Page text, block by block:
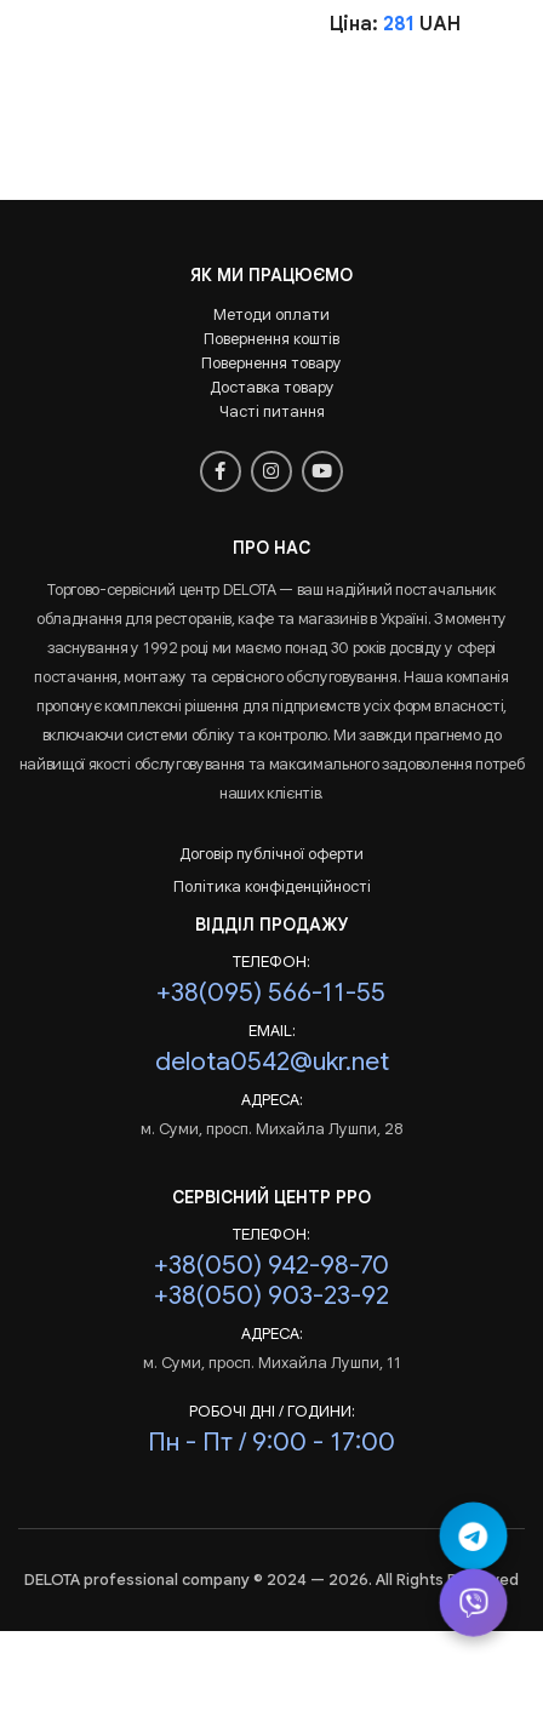
Ціна: 281 UAH
ЯК МИ ПРАЦЮЄМО
Методи оплати
Повернення коштів
Повернення товару
Доставка товару
Часті питання
ПРО НАС
Торгово-сервісний центр DELOTA — ваш надійний постачальник
обладнання для ресторанів, кафе та магазинів в Україні. З моменту
заснування у 1992 році ми маємо понад 30 років досвіду у сфері
постачання, монтажу та сервісного обслуговування. Наша компанія
пропонує комплексні рішення для підприємств усіх форм власності,
включаючи системи обліку та контролю. Ми завжди прагнемо до
найвищої якості обслуговування та максимального задоволення потреб
наших клієнтів.
Договір публічної оферти
Політика конфіденційності
ВІДДІЛ ПРОДАЖУ
ТЕЛЕФОН:
+38(095) 566-11-55
EMAIL:
delota0542@ukr.net
АДРЕСА:
м. Суми, просп. Михайла Лушпи, 28
СЕРВІСНИЙ ЦЕНТР РРО
ТЕЛЕФОН:
+38(050) 942-98-70
+38(050) 903-23-92
АДРЕСА:
м. Суми, просп. Михайла Лушпи, 11
РОБОЧІ ДНІ / ГОДИНИ:
Пн - Пт / 9:00 - 17:00
DELOTA professional company © 2024 — 2026. All Rights Reserved